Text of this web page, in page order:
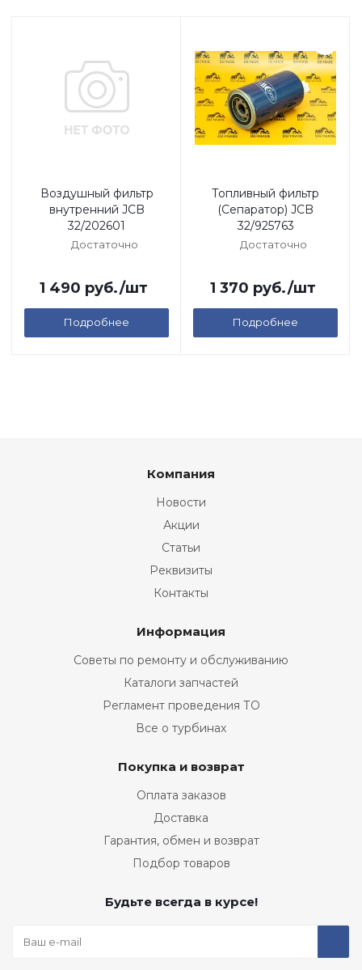
Воздушный фильтр
внутренний JCB
32/202601
Достаточно
1 490 руб./шт
Подробнее
Топливный фильтр
(Сепаратор) JCB
32/925763
Достаточно
1 370 руб./шт
Подробнее
Компания
Новости
Акции
Статьи
Реквизиты
Контакты
Информация
Советы по ремонту и обслуживанию
Каталоги запчастей
Регламент проведения ТО
Все о турбинах
Покупка и возврат
Оплата заказов
Доставка
Гарантия, обмен и возврат
Подбор товаров
Будьте всегда в курсе!